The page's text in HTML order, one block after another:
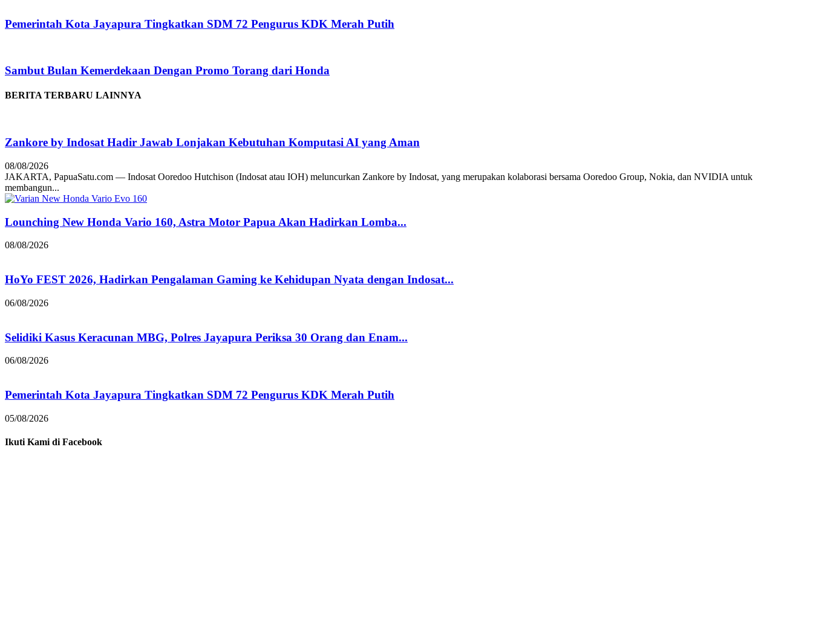
Pemerintah Kota Jayapura Tingkatkan SDM 72 Pengurus KDK Merah Putih
Sambut Bulan Kemerdekaan Dengan Promo Torang dari Honda
BERITA TERBARU LAINNYA
Zankore by Indosat Hadir Jawab Lonjakan Kebutuhan Komputasi AI yang Aman
08/08/2026
JAKARTA, PapuaSatu.com — Indosat Ooredoo Hutchison (Indosat atau IOH) meluncurkan Zankore by Indosat, yang merupakan kolaborasi bersama Ooredoo Group, Nokia, dan NVIDIA untuk
membangun...
Lounching New Honda Vario 160, Astra Motor Papua Akan Hadirkan Lomba...
08/08/2026
HoYo FEST 2026, Hadirkan Pengalaman Gaming ke Kehidupan Nyata dengan Indosat...
06/08/2026
Selidiki Kasus Keracunan MBG, Polres Jayapura Periksa 30 Orang dan Enam...
06/08/2026
Pemerintah Kota Jayapura Tingkatkan SDM 72 Pengurus KDK Merah Putih
05/08/2026
Ikuti Kami di Facebook